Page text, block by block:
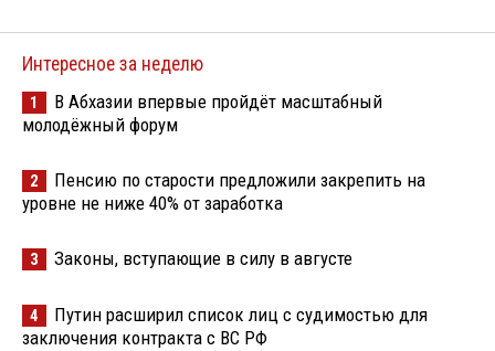
Интересное за неделю
1
В Абхазии впервые пройдёт масштабный
молодёжный форум
2
Пенсию по старости предложили закрепить на
уровне не ниже 40% от заработка
3 Законы, вступающие в силу в августе
4
Путин расширил список лиц с судимостью для
заключения контракта с ВС РФ